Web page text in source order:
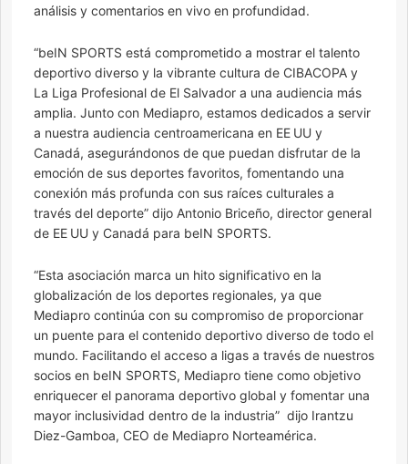
análisis y comentarios en vivo en profundidad.
“beIN SPORTS está comprometido a mostrar el talento
deportivo diverso y la vibrante cultura de CIBACOPA y
La Liga Profesional de El Salvador a una audiencia más
amplia. Junto con Mediapro, estamos dedicados a servir
a nuestra audiencia centroamericana en EE UU y
Canadá, asegurándonos de que puedan disfrutar de la
emoción de sus deportes favoritos, fomentando una
conexión más profunda con sus raíces culturales a
través del deporte” dijo Antonio Briceño, director general
de EE UU y Canadá para beIN SPORTS.
“Esta asociación marca un hito significativo en la
globalización de los deportes regionales, ya que
Mediapro continúa con su compromiso de proporcionar
un puente para el contenido deportivo diverso de todo el
mundo. Facilitando el acceso a ligas a través de nuestros
socios en beIN SPORTS, Mediapro tiene como objetivo
enriquecer el panorama deportivo global y fomentar una
mayor inclusividad dentro de la industria” dijo Irantzu
Diez-Gamboa, CEO de Mediapro Norteamérica.